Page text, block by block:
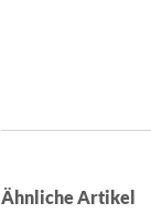
Ähnliche Artikel